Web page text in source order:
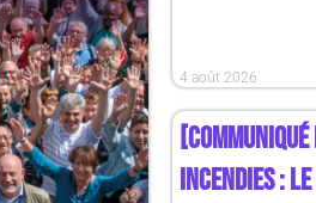
4 août 2026
INCENDIES :